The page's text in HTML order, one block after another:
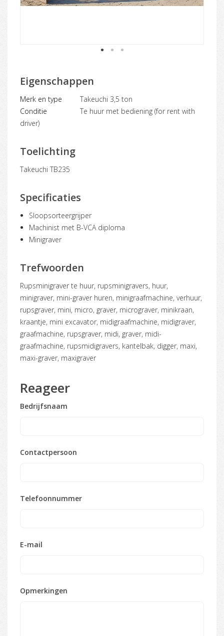
1 2 3
Eigenschappen
Merk en type
Takeuchi 3,5 ton
Conditie
Te huur met bediening (for rent with
driver)
Toelichting
Takeuchi TB235
Specificaties
Sloopsorteergrijper
Machinist met B-VCA diploma
Minigraver
Trefwoorden
rupsminigraver te huur, rupsminigravers, huur,
minigraver, mini-graver huren, minigraafmachine, verhuur,
rupsgraver, mini, micro, graver, micrograver, minikraan,
kraantje, mini excavator, midigraafmachine, midigraver,
graafmachine, rupsgraver, midi, graver, midi-
graafmachine, rupsmidigravers, kantelbak, digger, maxi,
maxi-graver, maxigraver
Reageer
Bedrijfsnaam
Contactpersoon
Telefoonnummer
E-mail
Opmerkingen